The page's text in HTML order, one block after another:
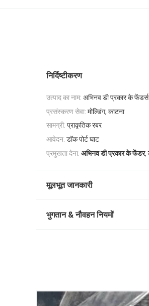
निर्दिष्टीकरण
उत्पाद का नाम: अभिनव डी प्रकार के
प्रसंस्करण सेवा: मोल्डिंग, काटना
सामग्री: प्राकृतिक रबर
आवेदन: डॉक पोर्ट घाट
प्रमुखता देना: अभिनव डी प्रकार के फेंडर,
मूलभूत जानकारी
भुगतान & नौवहन नियमों